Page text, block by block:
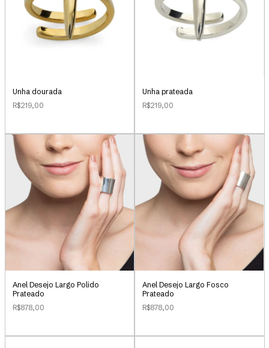
Unha dourada
R$219,00
Unha prateada
R$219,00
Anel Desejo Largo Polido
Prateado
R$878,00
Anel Desejo Largo Fosco
Prateado
R$878,00